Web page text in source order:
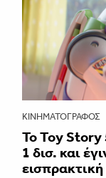
ΚΙΝΗΜΑΤΟΓΡΆΦΟΣ
Το Toy
1 δισ. και